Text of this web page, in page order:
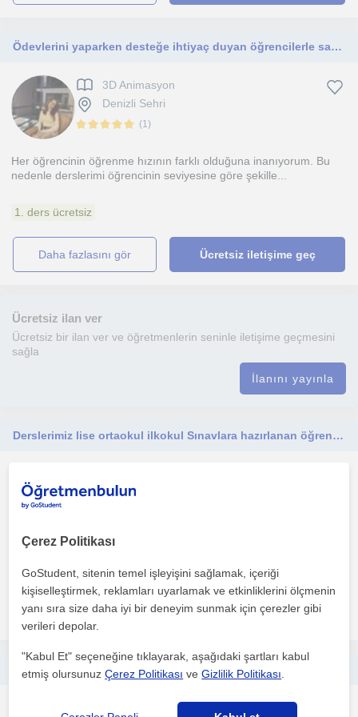
Ödevlerini yaparken desteğe ihtiyaç duyan öğrencilerle sabırlı ve anlayışlı bir şekilde çalışıyorum.
3D Animasyon
Denizli Sehri
(1)
Her öğrencinin öğrenme hızının farklı olduğuna inanıyorum. Bu
nedenle derslerimi öğrencinin seviyesine göre şekille...
1. ders ücretsiz
daha fazlasını gör Ücretsiz iletişime geç
Ücretsiz ilan ver
Ücretsiz bir ilan ver ve öğretmenlerin seninle iletişime geçmesini
sağla
İlanını yayınla
Derslerimiz lise ortaokul ilkokul Sınavlara hazırlanan öğrencilerine yöneliktir.
Denizli Sehri, Merkezefe...
Beş yıllık özel ders tecrübesine sahibim. Derslerimiz ezbere dayalı
daha fazlasını gör Ücretsiz iletişime geç
Çerez Politikası
GoStudent, sitenin temel işleyişini sağlamak, içeriği
kişiselleştirmek, reklamları uyarlamak ve etkinliklerini ölçmenin
yanı sıra size daha iyi bir deneyim sunmak için çerezler gibi
verileri depolar.
"Kabul Et" seçeneğine tıklayarak, aşağıdaki şartları kabul
etmiş olursunuzÇerez Politikası veGizlilik Politikası